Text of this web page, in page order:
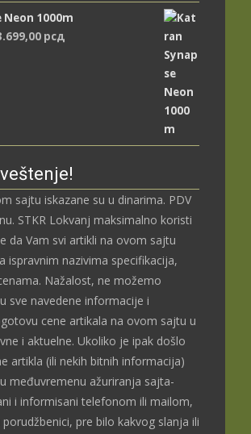
Neon 1000m
рсд
sajtu iskazane su u dinarima. PDV
STKR Lokvanj maksimalno koristi
da Vam svi artikli na ovom sajtu
ispravnim nazivima specifikacija,
Nažalost, ne možemo
sve navedene informacije i
cene artikala na ovom sajtu u
i aktuelne. Ukoliko je ipak došlo
artikla (ili nekih bitnih informacija)
međuvremenu ažuriranja sajta-
i informisani telefonom ili mailom,
pre bilo kakvog slanja ili